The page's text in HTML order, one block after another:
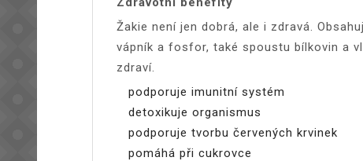
Žakie není jen dobrá, ale i zdravá.
vápník a fosfor, také spoustu bílkovin a
zdraví.
podporuje imunitní systém
detoxikuje organismus
podporuje tvorbu červených krvinek
pomáhá při cukrovce